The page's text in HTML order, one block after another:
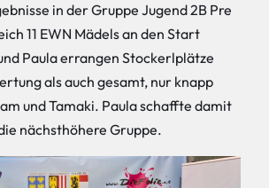
in der Gruppe Jugend 2B Pre
11 EWN Mädels an den Start
Paula errangen Stockerlplätze
als auch gesamt, nur knapp
und Tamaki. Paula schaffte damit
nächsthöhere Gruppe.